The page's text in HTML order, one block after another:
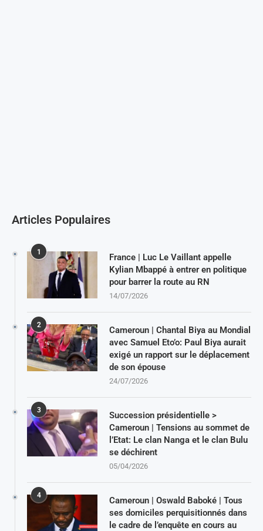
Articles Populaires
1
France | Luc Le Vaillant appelle
Kylian Mbappé à entrer en politique
pour barrer la route au RN
14/07/2026
2
Cameroun | Chantal Biya au Mondial
avec Samuel Eto’o: Paul Biya aurait
exigé un rapport sur le déplacement
de son épouse
24/07/2026
3
Succession présidentielle >
Cameroun | Tensions au sommet de
l’Etat: Le clan Nanga et le clan Bulu
se déchirent
05/04/2026
4
Cameroun | Oswald Baboké | Tous
ses domiciles perquisitionnés dans
le cadre de l’enquête en cours au